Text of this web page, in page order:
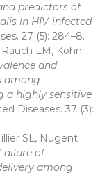
predictors of
in HIV-infected
27 (5): 284–8.
LM, Kohn
and
among
a highly sensitive
Diseases. 37 (3):
SL, Nugent
of
among